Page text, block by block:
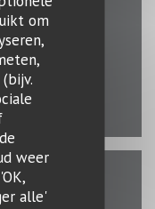
om
weer
alle'
Luxembourg
in een nieuw
((opent in een
ons op